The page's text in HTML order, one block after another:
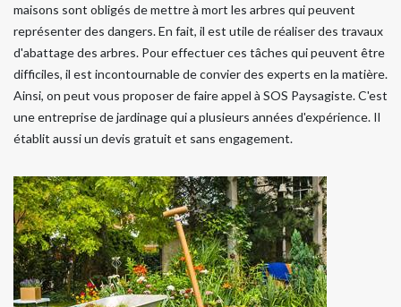
maisons sont obligés de mettre à mort les arbres qui peuvent
représenter des dangers. En fait, il est utile de réaliser des travaux
d'abattage des arbres. Pour effectuer ces tâches qui peuvent être
difficiles, il est incontournable de convier des experts en la matière.
Ainsi, on peut vous proposer de faire appel à SOS Paysagiste. C'est
une entreprise de jardinage qui a plusieurs années d'expérience. Il
établit aussi un devis gratuit et sans engagement.